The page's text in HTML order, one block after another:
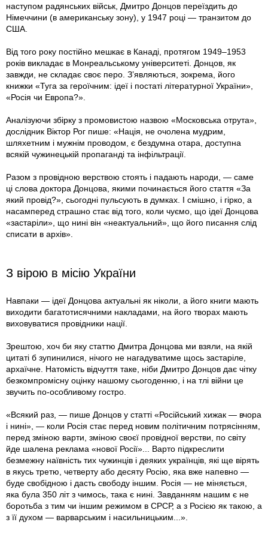
наступом радянських військ, Дмитро Донцов переїздить до
Німеччини (в американську зону), у 1947 році — транзитом до
США.
Від того року постійно мешкає в Канаді, протягом 1949–1953
років викладає в Монреальському університеті. Донцов, як
завжди, не складає своє перо. З’являються, зокрема, його
книжки «Туга за героїчним: ідеї і постаті літературної України»,
«Росія чи Европа?».
Аналізуючи збірку з промовистою назвою «Московська отрута»,
дослідник Віктор Рог пише: «Нація, не очолена мудрим,
шляхетним і мужнім проводом, є бездумна отара, доступна
всякій чужинецькій пропаганді та інфільтрації.
Разом з провідною верствою стоять і падають народи, — саме
ці слова доктора Донцова, якими починається його стаття «За
який провід?», сьогодні пульсують в думках. І смішно, і гірко, а
насамперед страшно стає від того, коли чуємо, що ідеї Донцова
«застаріли», що нині він «неактуальний», що його писання слід
списати в архів».
З вірою в місію України
Навпаки — ідеї Донцова актуальні як ніколи, а його книги мають
виходити багатотисячними накладами, на його творах мають
виховуватися провідники нації.
Зрештою, хоч би яку статтю Дмитра Донцова ми взяли, на якій
цитаті б зупинилися, нічого не нагадуватиме щось застаріле,
архаїчне. Натомість відчуття таке, ніби Дмитро Донцов дає чітку
безкомпромісну оцінку нашому сьогоденню, і на тлі війни це
звучить по-особливому гостро.
«Всякий раз, — пише Донцов у статті «Російський хижак — вчора
і нині», — коли Росія стає перед новим політичним потрясінням,
перед зміною варти, зміною своєї провідної верстви, по світу
йде шалена реклама «нової Росії»... Варто підкреслити
безмежну наївність тих чужинців і деяких українців, які ще вірять
в якусь третю, четверту або десяту Росію, яка вже напевно —
буде свобідною і дасть свободу іншим. Росія — не міняється,
яка була 350 літ з чимось, така є нині. Завданням нашим є не
боротьба з тим чи іншим режимом в СРСР, а з Росією як такою, а
з її духом — варварським і насильницьким...».